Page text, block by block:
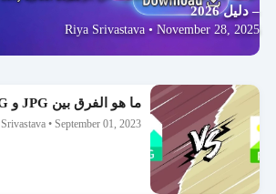
– دليل 2026
Riya Srivastava • November 28, 2025
ما هو الفرق بين JPG و PNG؟
• September 01, 2023